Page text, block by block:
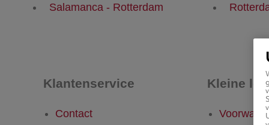
Salamanca - Rotterdam
Klantenservice
Contact
Kleine